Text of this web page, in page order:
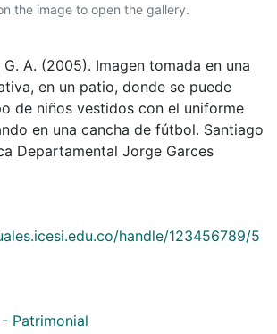
the image to open the gallery.
G. A. (2005). Imagen tomada en una
en un patio, donde se puede
de niños vestidos con el uniforme
en una cancha de fútbol. Santiago
Departamental Jorge Garces
handle/123456789/5
Patrimonial